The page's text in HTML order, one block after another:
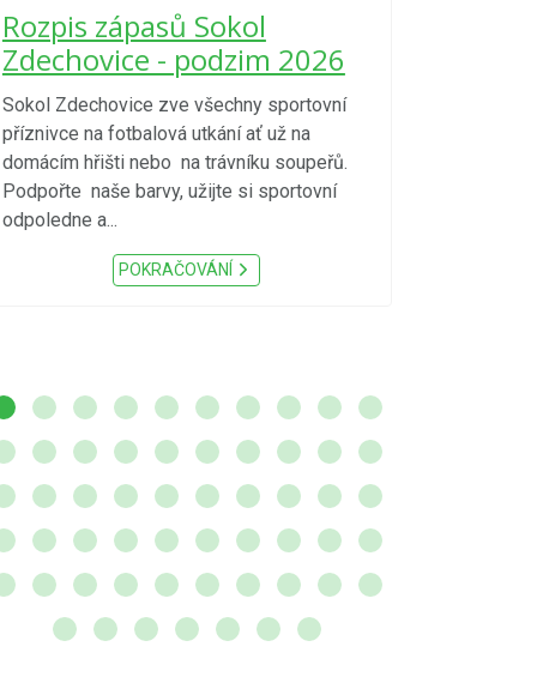
Rozpis zápasů Sokol
Zdechovice - podzim 2026
Sokol Zdechovice zve všechny sportovní
příznivce na fotbalová utkání ať už na
domácím hřišti nebo na trávníku soupeřů.
Podpořte naše barvy, užijte si sportovní
odpoledne a...
POKRAČOVÁNÍ